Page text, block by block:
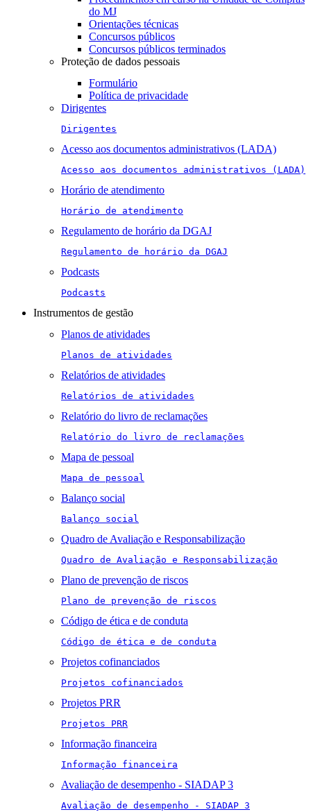
do MJ
Orientações técnicas
Concursos públicos
Concursos públicos terminados
Proteção de dados pessoais
Formulário
Política de privacidade
Dirigentes
Dirigentes
Acesso aos documentos administrativos (LADA)
Acesso aos documentos administrativos (LADA)
Horário de atendimento
Horário de atendimento
Regulamento de horário da DGAJ
Regulamento de horário da DGAJ
Podcasts
Podcasts
Instrumentos de gestão
Planos de atividades
Planos de atividades
Relatórios de atividades
Relatórios de atividades
Relatório do livro de reclamações
Relatório do livro de reclamações
Mapa de pessoal
Mapa de pessoal
Balanço social
Balanço social
Quadro de Avaliação e Responsabilização
Quadro de Avaliação e Responsabilização
Plano de prevenção de riscos
Plano de prevenção de riscos
Código de ética e de conduta
Código de ética e de conduta
Projetos cofinanciados
Projetos cofinanciados
Projetos PRR
Projetos PRR
Informação financeira
Informação financeira
Avaliação de desempenho - SIADAP 3
Avaliação de desempenho - SIADAP 3